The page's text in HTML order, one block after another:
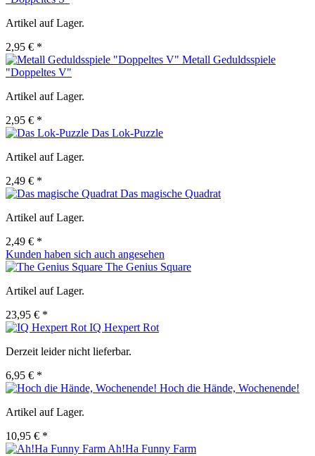
Artikel auf Lager.
2,95 € *
Metall Geduldsspiele
"Doppeltes V"
Artikel auf Lager.
2,95 € *
Das Lok-Puzzle
Artikel auf Lager.
2,49 € *
Das magische Quadrat
Artikel auf Lager.
2,49 € *
Kunden haben sich auch angesehen
The Genius Square
Artikel auf Lager.
23,95 € *
IQ Hexpert Rot
Derzeit leider nicht lieferbar.
6,95 € *
Hoch die Hände, Wochenende!
Artikel auf Lager.
10,95 € *
Ah!Ha Funny Farm